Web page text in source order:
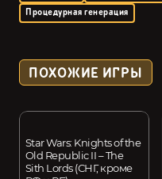
Процедурная генерация
ПОХОЖИЕ ИГРЫ
Star Wars: Knights of the
Old Republic II – The
Sith Lords (СНГ, кроме